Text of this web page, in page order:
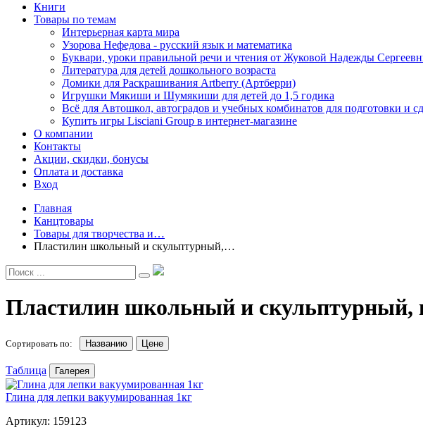
Книги
Товары по темам
Интерьерная карта мира
Узорова Нефедова - русский язык и математика
Буквари, уроки правильной речи и чтения от Жуковой Надежды
Литература для детей дошкольного возраста
Домики для Раскрашивания Artberry (Артберри)
Игрушки Мякиши и Шумякиши для детей до 1,5 годика
Всё для Автошкол, автоградов и учебных комбинатов для подготовки и
Купить игры Lisciani Group в интернет-магазине
О компании
Контакты
Акции, скидки, бонусы
Оплата и доставка
Вход
Главная
Канцтовары
Товары для творчества и…
Пластилин школьный и скульптурный,…
Пластилин школьный и скульптурный,
Сортировать по: Названию Цене
Таблица Галерея
Глина для лепки вакуумированная 1кг
Артикул: 159123